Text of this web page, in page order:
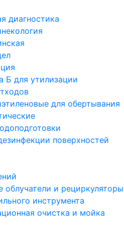
диагностика
Б для утилизации
для обертывания
поверхностей
облучатели и рециркуляторы
инструмента
очистка и мойка